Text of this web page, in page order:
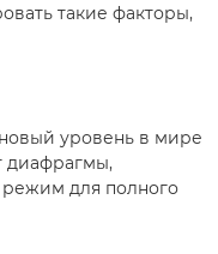
такие факторы,
уровень в мире
диафрагмы,
для полного